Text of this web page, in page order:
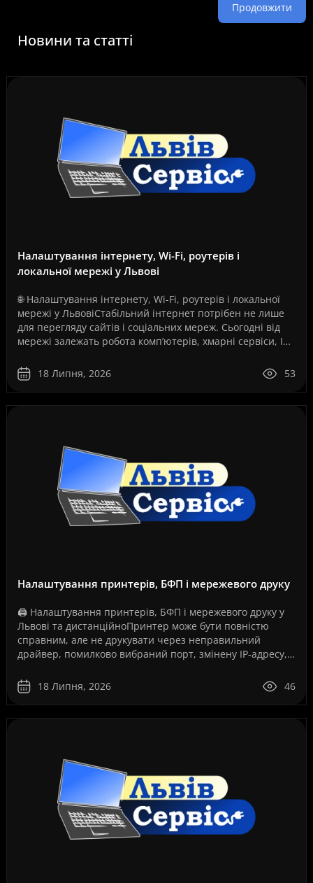
Продовжити
Новини та статті
Налаштування інтернету, Wi-Fi, роутерів і
локальної мережі у Львові
🌐 Налаштування інтернету, Wi-Fi, роутерів і локальної
мережі у ЛьвовіСтабільний інтернет потрібен не лише
для перегляду сайтів і соціальних мереж. Сьогодні від
мережі залежать робота комп’ютерів, хмарні сервіси, IP-
18 Липня, 2026
53
Налаштування принтерів, БФП і мережевого друку
🖨️ Налаштування принтерів, БФП і мережевого друку у
Львові та дистанційноПринтер може бути повністю
справним, але не друкувати через неправильний
драйвер, помилково вибраний порт, змінену IP-адресу,
18 Липня, 2026
46